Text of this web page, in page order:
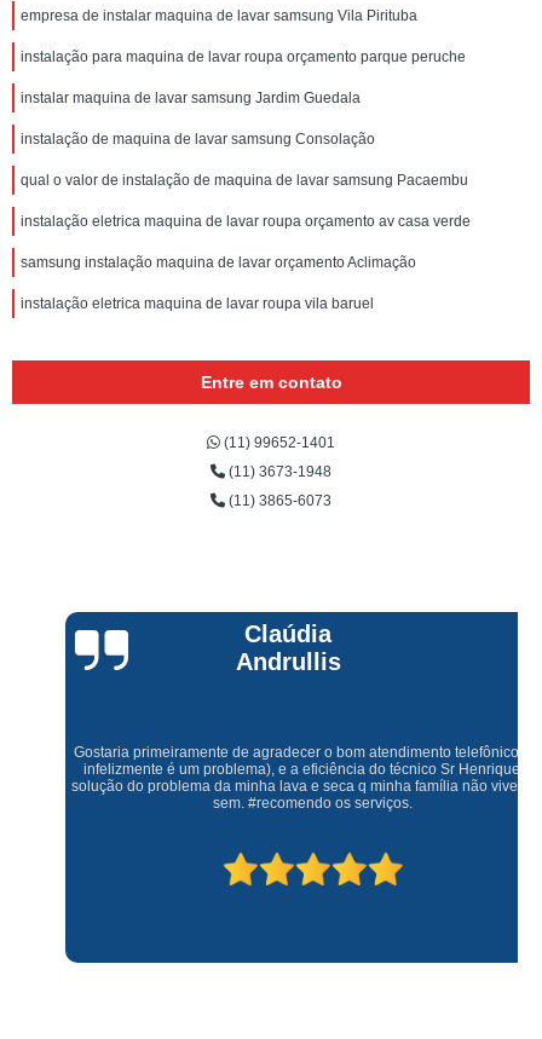
empresa de instalar maquina de lavar samsung Vila Pirituba
instalação para maquina de lavar roupa orçamento parque peruche
instalar maquina de lavar samsung Jardim Guedala
instalação de maquina de lavar samsung Consolação
qual o valor de instalação de maquina de lavar samsung Pacaembu
instalação eletrica maquina de lavar roupa orçamento av casa verde
samsung instalação maquina de lavar orçamento Aclimação
instalação eletrica maquina de lavar roupa vila baruel
Entre em contato
(11) 99652-1401
(11) 3673-1948
(11) 3865-6073
Claúdia
Andrullis
Gostaria primeiramente de agradecer o bom atendimento telefônico (q hj
infelizmente é um problema), e a eficiência do técnico Sr Henrique na
solução do problema da minha lava e seca q minha família não vive mais
sem. #recomendo os serviços.